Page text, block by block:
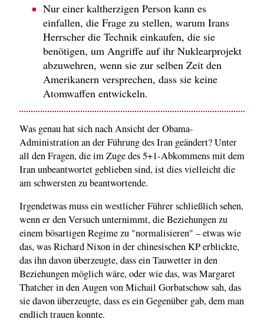
Nur einer kaltherzigen Person kann es
einfallen, die Frage zu stellen, warum Irans
Herrscher die Technik einkaufen, die sie
benötigen, um Angriffe auf ihr Nuklearprojekt
abzuwehren, wenn sie zur selben Zeit den
Amerikanern versprechen, dass sie keine
Atomwaffen entwickeln.
Was genau hat sich nach Ansicht der Obama-
Administration an der Führung des Iran geändert? Unter
all den Fragen, die im Zuge des 5+1-Abkommens mit dem
Iran unbeantwortet geblieben sind, ist dies vielleicht die
am schwersten zu beantwortende.
Irgendetwas muss ein westlicher Führer schließlich sehen,
wenn er den Versuch unternimmt, die Beziehungen zu
einem bösartigen Regime zu "normalisieren" – etwas wie
das, was Richard Nixon in der chinesischen KP erblickte,
das ihn davon überzeugte, dass ein Tauwetter in den
Beziehungen möglich wäre, oder wie das, was Margaret
Thatcher in den Augen von Michail Gorbatschow sah, das
sie davon überzeugte, dass es ein Gegenüber gab, dem man
endlich trauen konnte.